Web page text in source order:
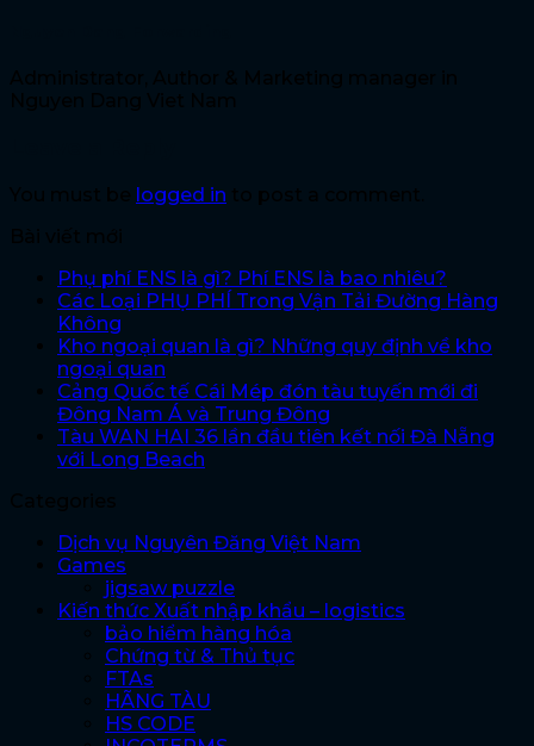
logged in
Phụ phí ENS là gì? Phí ENS là bao nhiêu?
Các Loại PHỤ PHÍ Trong Vận Tải Đường Hàng
Không
Kho ngoại quan là gì? Những quy định về kho
ngoại quan
Cảng Quốc tế Cái Mép đón tàu tuyến mới đi
Đông Nam Á và Trung Đông
Tàu WAN HAI 36 lần đầu tiên kết nối Đà Nẵng
với Long Beach
Dịch vụ Nguyên Đăng Việt Nam
Games
jigsaw puzzle
Kiến thức Xuất nhập khẩu – logistics
bảo hiểm hàng hóa
Chứng từ & Thủ tục
FTAs
HÃNG TÀU
HS CODE